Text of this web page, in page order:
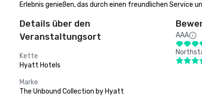
Erlebnis genießen, das durch einen freundlichen Service
Details über den
Veranstaltungsort
Kette
Hyatt Hotels
Marke
The Unbound Collection by Hyatt
AAA